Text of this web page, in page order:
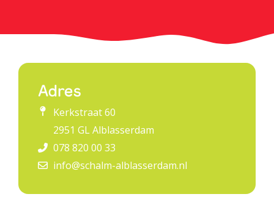
Adres
Kerkstraat 60
2951 GL Alblasserdam
078 820 00 33
info@schalm-alblasserdam.nl